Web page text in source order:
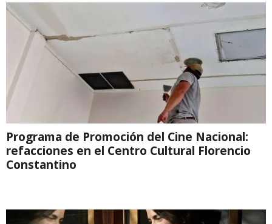
Programa de Promoción del Cine Nacional:
refacciones en el Centro Cultural Florencio
Constantino